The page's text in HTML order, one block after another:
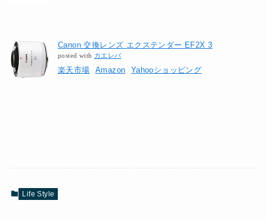
Canon 交換レンズ エクステンダー EF2X 3
posted with カエレバ
楽天市場 Amazon Yahooショッピング
Life Style